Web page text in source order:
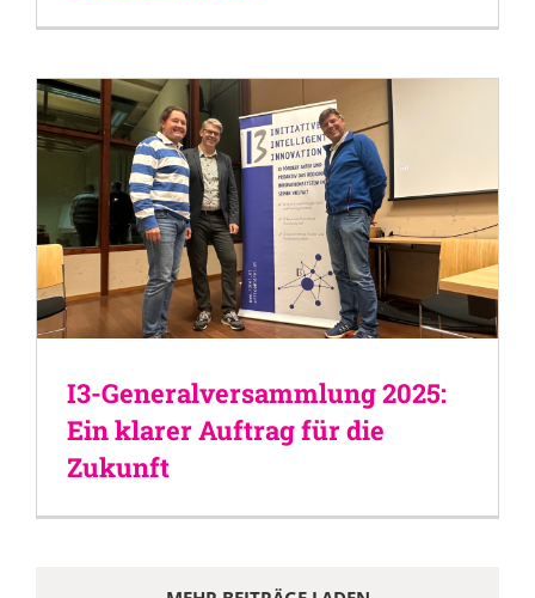
I3-Generalversammlung 2025:
Ein klarer Auftrag für die
Zukunft